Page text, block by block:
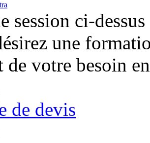
session ci-
une
de votre besoin
de devis